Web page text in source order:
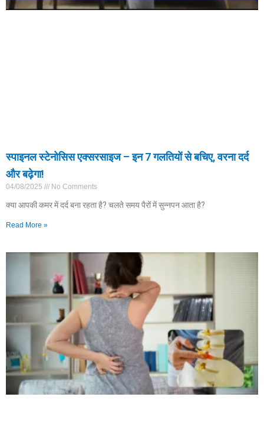
स्पाइनल स्टेनोसिस एक्सरसाइज – इन 7 गलतियों से बचिए, वरना दर्द
और बढ़ेगा!
04/08/2025 No Comments
क्या आपकी कमर में दर्द बना रहता है? चलते समय पैरों में सुन्नपन आता है?
Read More »